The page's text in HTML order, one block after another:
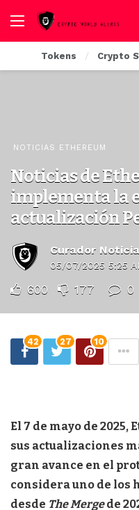
Tokens Crypto
NOTICIAS ETHEREUM
Noticias de
implementa la
actualización
Curador
05/07/2025 5:25
600 177 0
42 27 10
El 7 de mayo de
sus actualizaciones
gran avance en el
considera uno de los
desde The Mergede